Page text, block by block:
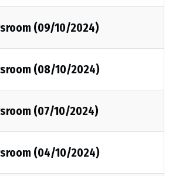
(09/10/2024)
(08/10/2024)
(07/10/2024)
(04/10/2024)